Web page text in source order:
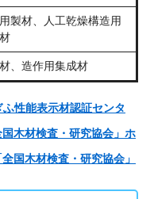
製材、人工乾燥構造用
、造作用集成材
ふ性能表示材認証センタ
国木材検査・研究協会」ホ
全国木材検査・研究協会」